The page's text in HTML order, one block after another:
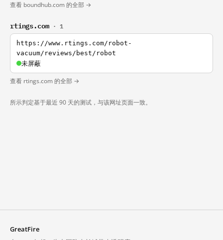
查看 boundhub.com 的全部 →
rtings.com · 1
https://www.rtings.com/robot-
vacuum/reviews/best/robot
未屏蔽
查看 rtings.com 的全部 →
所示判定基于最近 90 天的测试，与该网址页面一致。
GreatFire